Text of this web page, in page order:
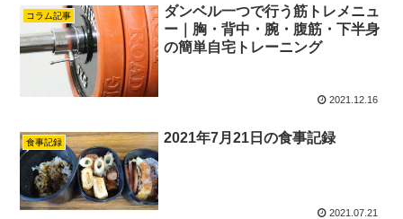
コラム記事
ダンベル一つで行う筋トレメニュ
ー｜胸・背中・腕・腹筋・下半身
の簡単自宅トレーニング
2021.12.16
食事記録 2021年7月21日の食事記録
2021.07.21